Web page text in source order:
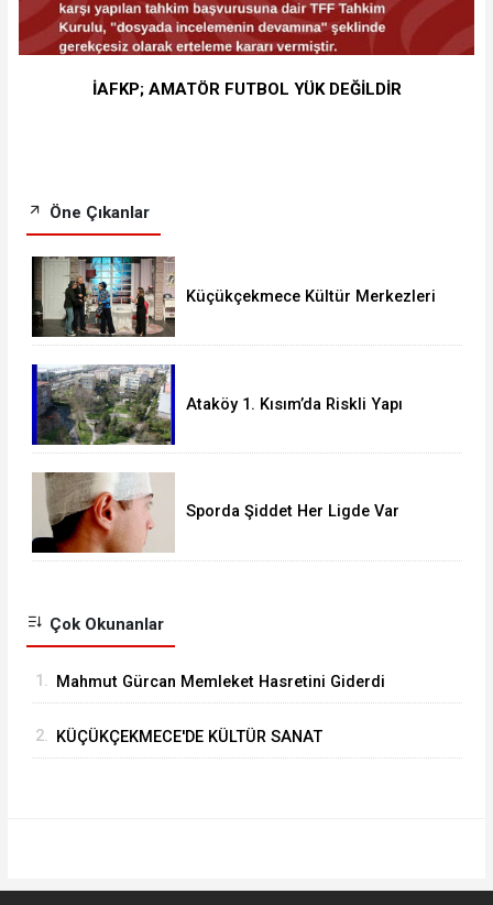
İAFKP; AMATÖR FUTBOL YÜK DEĞİLDİR
Öne Çıkanlar
Küçükçekmece Kültür Merkezleri
Ataköy 1. Kısım’da Riskli Yapı
Sporda Şiddet Her Ligde Var
Çok Okunanlar
1. Mahmut Gürcan Memleket Hasretini Giderdi
2. KÜÇÜKÇEKMECE'DE KÜLTÜR SANAT